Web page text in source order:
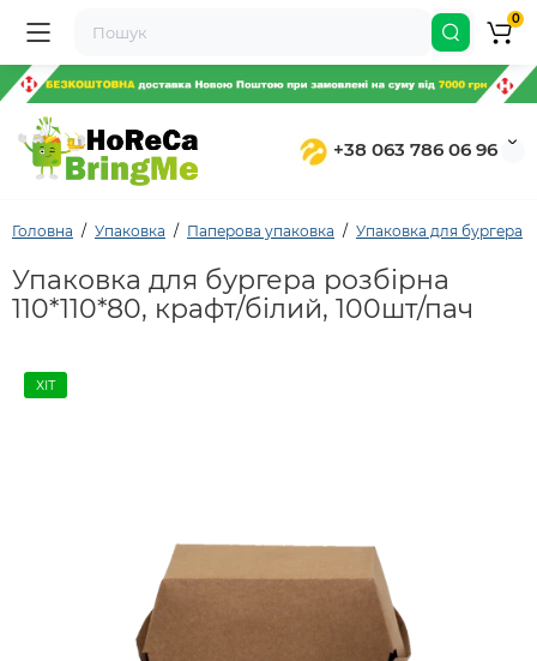
+38 063 786 06 96
0
Головна Упаковка Паперова упаковка Упаковка для бургера
Упаковка для бургера розбірна
110*110*80, крафт/білий, 100шт/пач
ХІТ